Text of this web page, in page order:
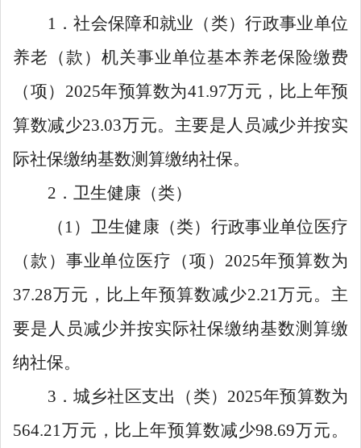
1 ．社会保障和就业（类）行政事业单位
养老（款）机关事业单位基本养老保险缴费
（项） 2025年预算数为41.97万元，比上年预
算数减少23.03万元。主要是人员减少并按实
际社保缴纳基数测算缴纳社保。
2 ．卫生健康（类）
（ 1 ）卫生健康（类）行政事业单位医疗
（款）事业单位医疗（项） 2025年预算数为
37.28万元，比上年预算数减少2.21万元。主
要是人员减少并按实际社保缴纳基数测算缴
纳社保。
3 ．城乡社区支出（类） 2025年预算数为
564.21 万元，比上年预算数减少98.69万元。